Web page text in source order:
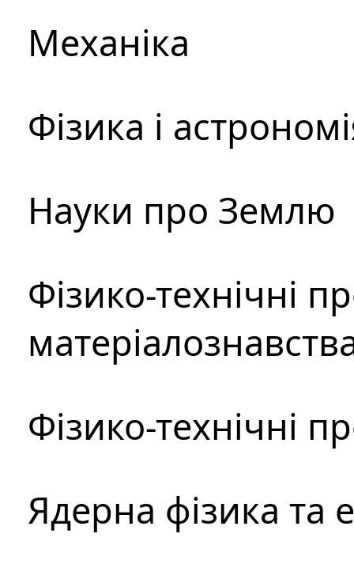
Механіка
Фізика і
Науки про Землю
Фізико-технічні
Фізико-технічні
Ядерна фізика та